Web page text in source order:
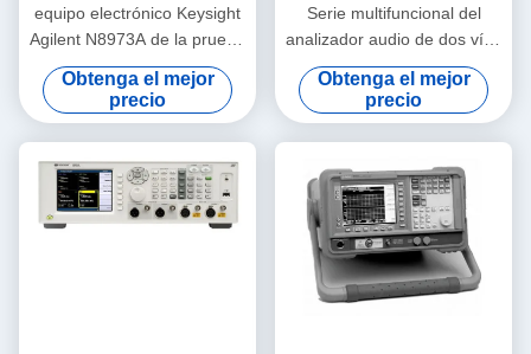
equipo electrónico Keysight
Agilent N8973A de la prueba
10MHz-3GHz y de medida
Obtenga el mejor
precio
Serie multifuncional del
analizador audio de dos vías
APx515B de la precisión
Obtenga el mejor
precio